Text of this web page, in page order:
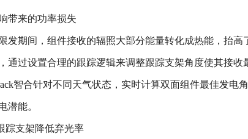
带来的功率损失
发期间，组件接收的辐照大部分能量转化成热能，抬
通过设置合理的跟踪逻辑来调整跟踪支架角度使其接
智合针对不同天气状态，实时计算双面组件最佳发
潜能。
踪支架降低弃光率